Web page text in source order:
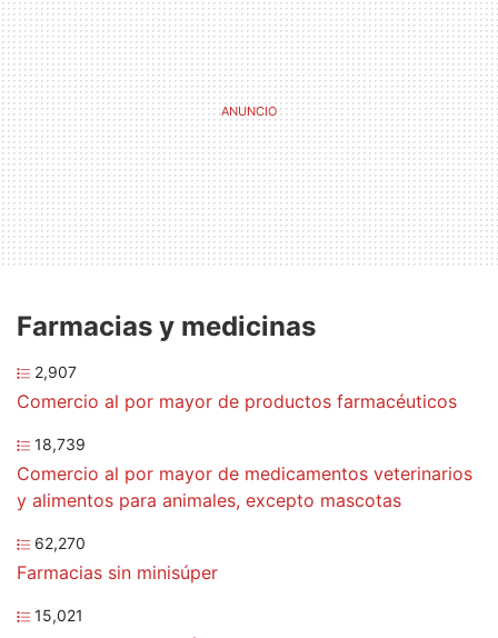
Farmacias y medicinas
2,907
Comercio al por mayor de productos farmacéuticos
18,739
Comercio al por mayor de medicamentos veterinarios
y alimentos para animales, excepto mascotas
62,270
Farmacias sin minisúper
15,021